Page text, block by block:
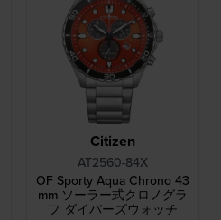
Citizen
AT2560-84X
OF Sporty Aqua Chrono 43
mm ソーラー式クロノグラ
フ ダイバーズウォッチ